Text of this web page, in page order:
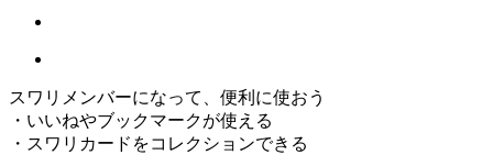
スワリメンバーになって、便利に使おう
・ いいねやブックマークが使える
・ スワリカードをコレクションできる